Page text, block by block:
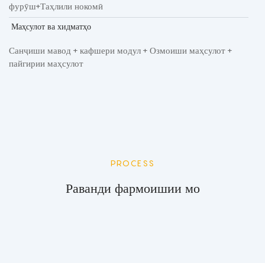
фурӯш+Таҳлили нокомӣ
Маҳсулот ва хидматҳо
Санҷиши мавод + кафшери модул + Озмоиши маҳсулот +
пайгирии маҳсулот
PROCESS
Раванди фармоишии мо